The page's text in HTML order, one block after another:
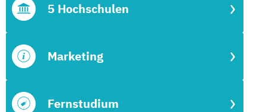
Fernstudium
Marketing
5 Hochschulen